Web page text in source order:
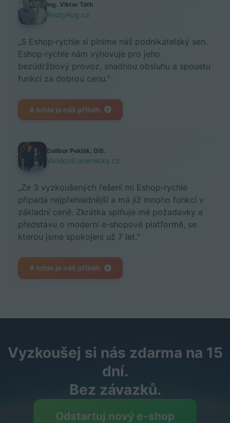
Ing. Viktor Tóth
RootyRug.cz
„S Eshop‑rychle si plníme náš podnikatelský sen.
Eshop‑rychle nám vyhovuje pro jeho
bezúdržbový provoz, snadnou obsluhu a spoustu
funkcí za dobrou cenu.“
A tohle je náš příběh
Dalibor Peklák, DiS.
VanocniLucernicky.cz
„Ze 3 vyzkoušených řešení mi Eshop‑rychle
připadá nejpřehlednější a má již mnoho funkcí v
základní ceně. Zkrátka splňuje mé požadavky a
představu o moderní e‑shopové platformě, se
kterou jsme spokojeni už 7 let.“
A tohle je náš příběh
Vyzkoušej si nás zdarma na 15
dní.
Bez závazků.
Odstartuj nový e‑shop